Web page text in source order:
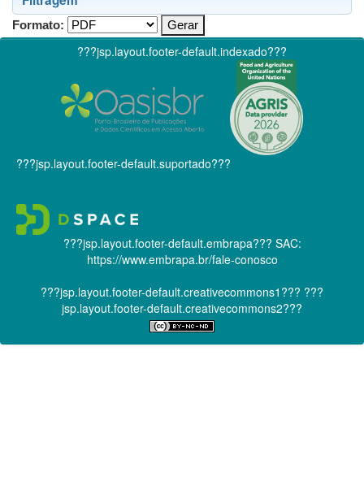
Formato:
???jsp.layout.footer-default.indexado???
???jsp.layout.footer-default.suportado???
???jsp.layout.footer-default.embrapa??? SAC:
https://www.embrapa.br/fale-conosco
???jsp.layout.footer-default.creativecommons1??? ???
jsp.layout.footer-default.creativecommons2???